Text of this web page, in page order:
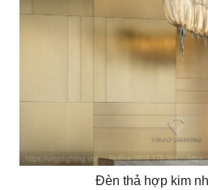
Đèn thả hợp kim